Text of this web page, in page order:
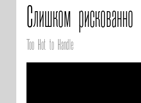
Слишком рискованно
Too Hot to Handle